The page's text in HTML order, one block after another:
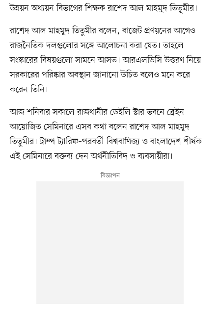
উন্নয়ন অধ্যয়ন বিভাগের শিক্ষক রাশেদ আল মাহমুদ তিতুমীর।
রাশেদ আল মাহমুদ তিতুমীর বলেন, বাজেট প্রণয়নের আগেও
রাজনৈতিক দলগুলোর সঙ্গে আলোচনা করা যেত। তাহলে
সংস্কারের বিষয়গুলো সামনে আসত। আরএলডিসি উত্তরণ নিয়ে
সরকারের পরিষ্কার অবস্থান জানানো উচিত বলেও মনে করে
করেন তিনি।
আজ শনিবার সকালে রাজধানীর ডেইলি স্টার ভবনে ব্রেইন
আয়োজিত সেমিনারে এসব কথা বলেন রাশেদ আল মাহমুদ
তিতুমীর। ট্রাম্প ট্যারিফ–পরবর্তী বিশ্ববাণিজ্য ও বাংলাদেশ শীর্ষক
এই সেমিনারে বক্তব্য দেন অর্থনীতিবিদ ও ব্যবসায়ীরা।